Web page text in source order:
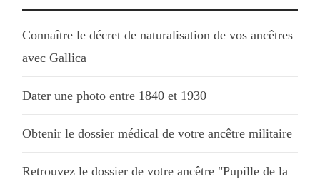
Connaître le décret de naturalisation de vos ancêtres
avec Gallica
Dater une photo entre 1840 et 1930
Obtenir le dossier médical de votre ancêtre militaire
Retrouvez le dossier de votre ancêtre "Pupille de la